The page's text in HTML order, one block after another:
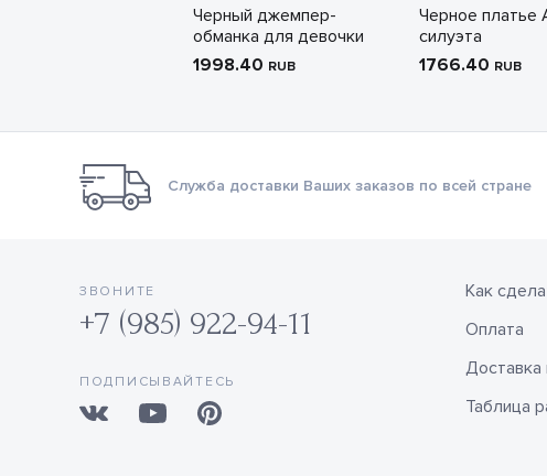
Черный джемпер-
обманка для девочки
1998.40 RUB
Черное платье
силуэта
1766.40 RUB
Служба доставки Ваших заказов по всей стране
ЗВОНИТЕ
+7 (985) 922-94-11
ПОДПИСЫВАЙТЕСЬ
Как
Оплата
Доставка
Таблица